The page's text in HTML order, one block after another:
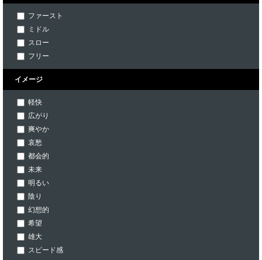
ファースト
ミドル
スロー
フリー
イメージ
軽快
広がり
爽やか
哀愁
都会的
未来
明るい
陰り
幻想的
希望
雄大
スピード感